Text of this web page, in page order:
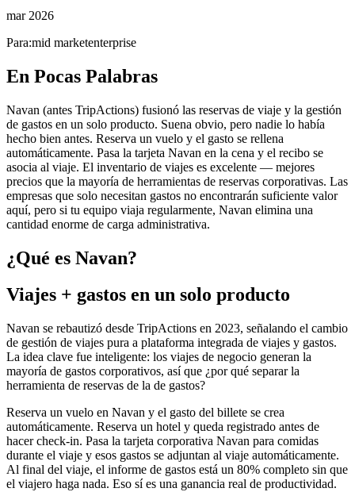
mar 2026
Para:mid marketenterprise
En Pocas Palabras
Navan (antes TripActions) fusionó las reservas de viaje y la gestión
de gastos en un solo producto. Suena obvio, pero nadie lo había
hecho bien antes. Reserva un vuelo y el gasto se rellena
automáticamente. Pasa la tarjeta Navan en la cena y el recibo se
asocia al viaje. El inventario de viajes es excelente — mejores
precios que la mayoría de herramientas de reservas corporativas. Las
empresas que solo necesitan gastos no encontrarán suficiente valor
aquí, pero si tu equipo viaja regularmente, Navan elimina una
cantidad enorme de carga administrativa.
¿Qué es Navan?
Viajes + gastos en un solo producto
Navan se rebautizó desde TripActions en 2023, señalando el cambio
de gestión de viajes pura a plataforma integrada de viajes y gastos.
La idea clave fue inteligente: los viajes de negocio generan la
mayoría de gastos corporativos, así que ¿por qué separar la
herramienta de reservas de la de gastos?
Reserva un vuelo en Navan y el gasto del billete se crea
automáticamente. Reserva un hotel y queda registrado antes de
hacer check-in. Pasa la tarjeta corporativa Navan para comidas
durante el viaje y esos gastos se adjuntan al viaje automáticamente.
Al final del viaje, el informe de gastos está un 80% completo sin que
el viajero haga nada. Eso sí es una ganancia real de productividad.